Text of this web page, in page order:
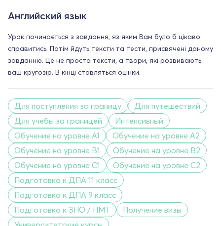
Английский язык
Урок починається з завдання, яз яким Вам було б цікаво
справитись. Потім йдуть тексти та тести, присвячені даному
завданню. Це не просто тексти, а твори, які розвивають
ваш кругозір. В кінці ставляться оцінки.
Для поступления за границу
Для путешествий
Для учебы за границей
Интенсивный
Обучение на уровне A1
Обучение на уровне A2
Обучение на уровне B1
Обучение на уровне B2
Обучение на уровне C1
Обучение на уровне C2
Подготовка к ДПА 11 класс
Подготовка к ДПА 9 класс
Подготовка к ЗНО / НМТ
Получение визы